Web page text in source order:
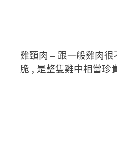
雞頸肉 – 跟一般雞肉很
脆 , 是整隻雞中相當珍